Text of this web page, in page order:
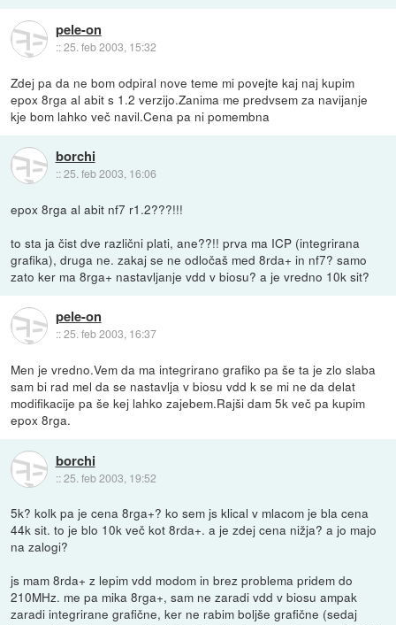
pele-on
::25. feb 2003, 15:32
Zdej pa da ne bom odpiral nove teme mi povejte kaj naj kupim
epox 8rga al abit s 1.2 verzijo.Zanima me predvsem za navijanje
kje bom lahko več navil.Cena pa ni pomembna
borchi
::25. feb 2003, 16:06
epox 8rga al abit nf7 r1.2???!!!
to sta ja čist dve različni plati, ane??!! prva ma ICP (integrirana
grafika), druga ne. zakaj se ne odločaš med 8rda+ in nf7? samo
zato ker ma 8rga+ nastavljanje vdd v biosu? a je vredno 10k sit?
pele-on
::25. feb 2003, 16:37
Men je vredno.Vem da ma integrirano grafiko pa še ta je zlo slaba
sam bi rad mel da se nastavlja v biosu vdd k se mi ne da delat
modifikacije pa še kej lahko zajebem.Rajši dam 5k več pa kupim
epox 8rga.
borchi
::25. feb 2003, 19:52
5k? kolk pa je cena 8rga+? ko sem js klical v mlacom je bla cena
44k sit. to je blo 10k več kot 8rda+. a je zdej cena nižja? a jo majo
na zalogi?
js mam 8rda+ z lepim vdd modom in brez problema pridem do
210MHz. me pa mika 8rga+, sam ne zaradi vdd v biosu ampak
zaradi integrirane grafične, ker ne rabim boljše grafične (sedaj